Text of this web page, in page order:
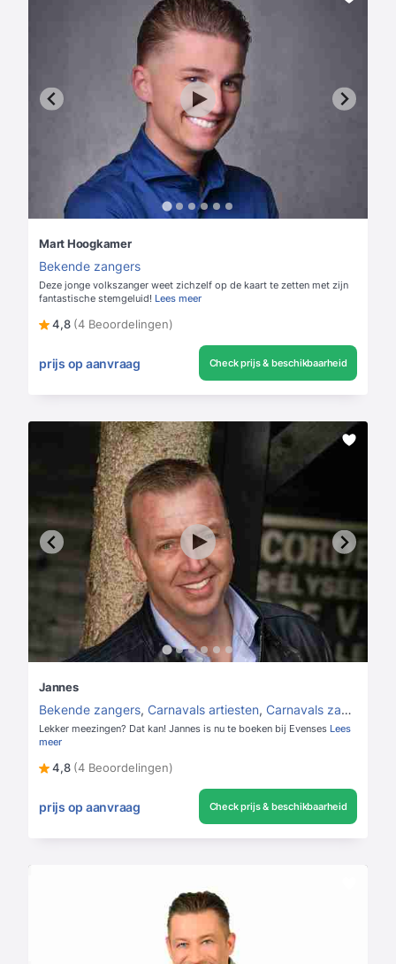
Mart Hoogkamer
Bekende zangers
Deze jonge volkszanger weet zichzelf op de kaart te zetten met zijn
fantastische stemgeluid! Lees meer
4,8 (4 Beoordelingen)
prijs op aanvraag Check prijs & beschikbaarheid
Jannes
Bekende zangers, Carnavals artiesten, Carnavals zangers
Lekker meezingen? Dat kan! Jannes is nu te boeken bij Evenses Lees
meer
4,8 (4 Beoordelingen)
prijs op aanvraag Check prijs & beschikbaarheid